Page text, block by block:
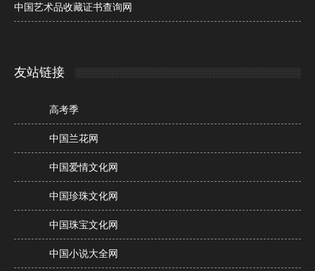
中国艺术品收藏证书查询网
友站链接
高考季
中国兰花网
中国爱情文化网
中国珍珠文化网
中国珠宝文化网
中国小说大全网